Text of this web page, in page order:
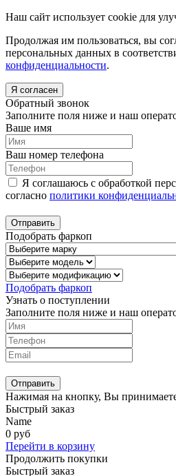
Наш сайт использует cookie для
Продолжая им пользоваться, вы
персональных данных в
конфиденциальности.
Я согласен
Обратный звонок
Заполните поля ниже и наш
Ваше имя
Ваш номер телефона
Я соглашаюсь с обработкой
согласно политики
Отправить
Подобрать фаркоп
Подобрать фаркоп
Узнать о поступлении
Заполните поля ниже и наш
Отправить
Нажимая на кнопку, Вы
Быстрый заказ
Name
0 руб
Перейти в корзину
Продолжить покупки
Быстрый заказ